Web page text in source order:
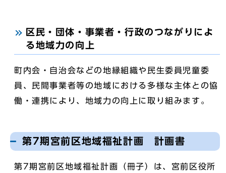
区民・団体・事業者・行政のつながりによ
る地域力の向上
町内会・自治会などの地縁組織や民生委員児童委
員、民間事業者等の地域における多様な主体との協
働・連携により、地域力の向上に取り組みます。
第7期宮前区地域福祉計画 計画書
第7期宮前区地域福祉計画（冊子）は、宮前区役所